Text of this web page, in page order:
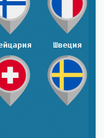
Швеция